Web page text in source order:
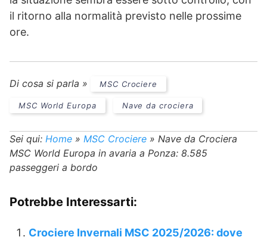
il ritorno alla normalità previsto nelle prossime
ore.
Di cosa si parla » MSC Crociere
MSC World Europa Nave da crociera
Sei qui: Home » MSC Crociere » Nave da Crociera
MSC World Europa in avaria a Ponza: 8.585
passeggeri a bordo
Potrebbe Interessarti:
Crociere Invernali MSC 2025/2026: dove